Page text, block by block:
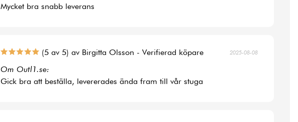
Mycket bra snabb leverans
(5 av 5) av Birgitta Olsson - Verifierad köpare 2025-08-08
Om Outl1.se:
Gick bra att beställa, levererades ända fram till vår stuga